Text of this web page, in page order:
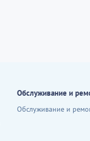
Обслуживание и
Обслуживание и